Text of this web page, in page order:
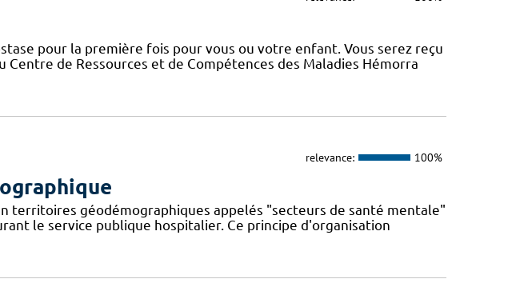
pour la première fois pour vous ou votre enfant. Vous serez reçu
Centre de Ressources et de Compétences des Maladies Hémorra
relevance: 100%
territoires géodémographiques appelés "secteurs de santé mentale"
le service publique hospitalier. Ce principe d'organisation